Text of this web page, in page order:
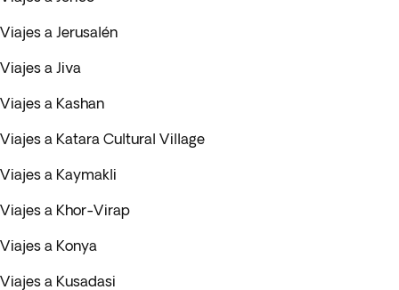
Viajes a Jerusalén
Viajes a Jiva
Viajes a Kashan
Viajes a Katara Cultural Village
Viajes a Kaymakli
Viajes a Khor-Virap
Viajes a Konya
Viajes a Kusadasi